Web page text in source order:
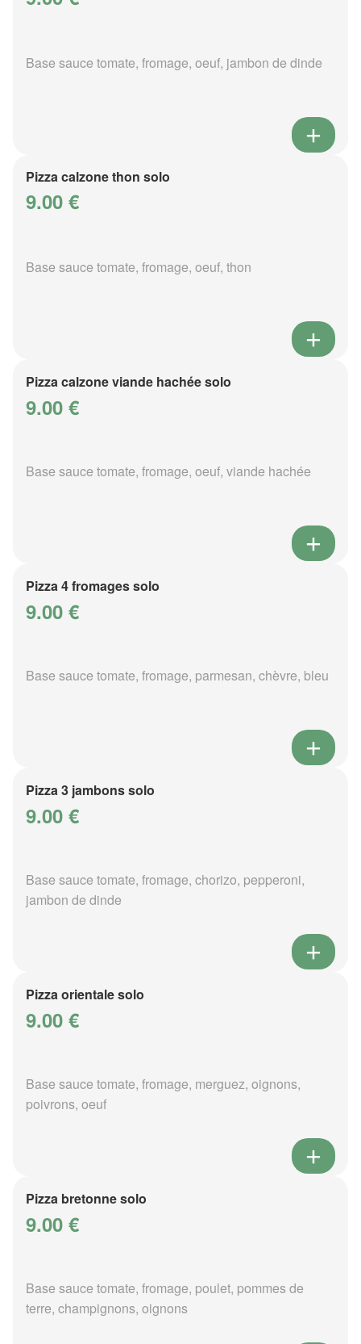
Base sauce tomate, fromage, oeuf, jambon de dinde
Pizza calzone thon solo
9.00 €
Base sauce tomate, fromage, oeuf, thon
Pizza calzone viande hachée solo
9.00 €
Base sauce tomate, fromage, oeuf, viande hachée
Pizza 4 fromages solo
9.00 €
Base sauce tomate, fromage, parmesan, chèvre, bleu
Pizza 3 jambons solo
9.00 €
Base sauce tomate, fromage, chorizo, pepperoni,
jambon de dinde
Pizza orientale solo
9.00 €
Base sauce tomate, fromage, merguez, oignons,
poivrons, oeuf
Pizza bretonne solo
9.00 €
Base sauce tomate, fromage, poulet, pommes de
terre, champignons, oignons